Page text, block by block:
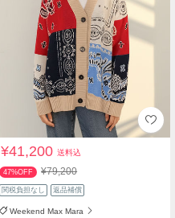
¥41,200送料込
47%OFF ¥79,200
関税負担なし 返品補償
Weekend Max Mara